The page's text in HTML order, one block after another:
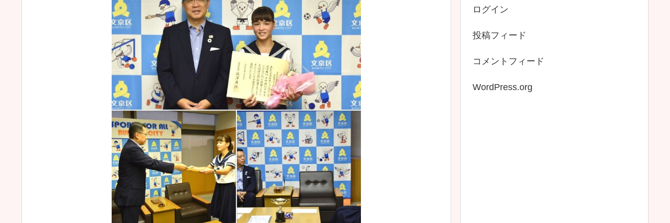
ログイン
投稿フィード
コメントフィード
WordPress.org